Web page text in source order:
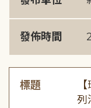
發佈時間
標題
列